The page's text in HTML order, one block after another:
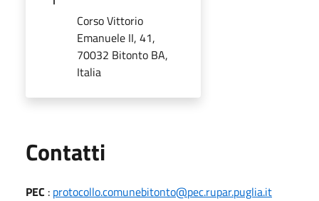
Corso Vittorio
Emanuele II, 41,
70032 Bitonto BA,
Italia
Contatti
PEC : protocollo.comunebitonto@pec.rupar.puglia.it